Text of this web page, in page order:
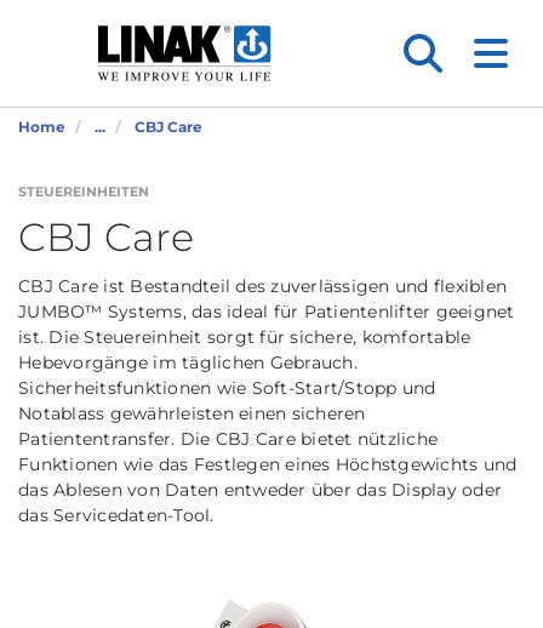
Home ... CBJ Care
STEUEREINHEITEN
CBJ Care
CBJ Care ist Bestandteil des zuverlässigen und flexiblen
JUMBO™ Systems, das ideal für Patientenlifter geeignet
ist. Die Steuereinheit sorgt für sichere, komfortable
Hebevorgänge im täglichen Gebrauch.
Sicherheitsfunktionen wie Soft-Start/Stopp und
Notablass gewährleisten einen sicheren
Patiententransfer. Die CBJ Care bietet nützliche
Funktionen wie das Festlegen eines Höchstgewichts und
das Ablesen von Daten entweder über das Display oder
das Servicedaten-Tool.